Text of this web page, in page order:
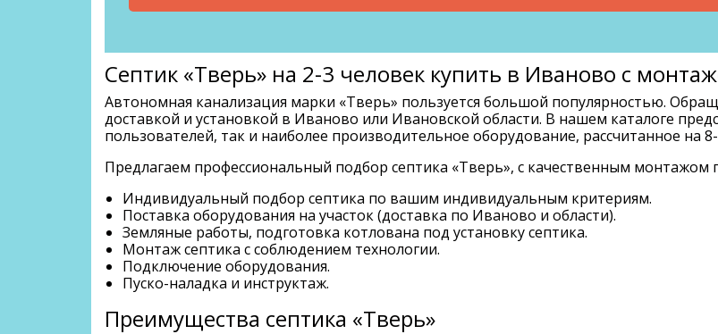
Септик «Тверь» на 2-3 человек купить в Иваново с
Автономная канализация марки «Тверь» пользуется большой популярностью.
доставкой и установкой в Иваново или Ивановской области. В нашем каталоге
пользователей, так и наиболее производительное оборудование, рассчитанное на
Предлагаем профессиональный подбор септика «Тверь», с качественным
Индивидуальный подбор септика по вашим индивидуальным критериям.
Поставка оборудования на участок (доставка по Иваново и области).
Земляные работы, подготовка котлована под установку септика.
Монтаж септика с соблюдением технологии.
Подключение оборудования.
Пуско-наладка и инструктаж.
Преимущества септика «Тверь»